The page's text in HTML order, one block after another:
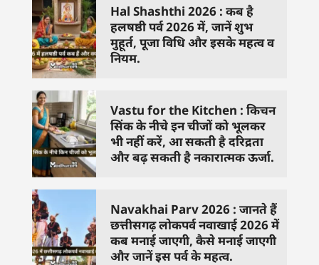
Hal Shashthi 2026 : कब है
हलषष्ठी पर्व 2026 में, जानें शुभ
मुहूर्त, पूजा विधि और इसके महत्व व
नियम.
Vastu for the Kitchen : किचन
सिंक के नीचे इन चीजों को भूलकर
भी नहीं करें, आ सकती है दरिद्रता
और बढ़ सकती है नकारात्मक ऊर्जा.
Navakhai Parv 2026 : जानते हैं
छत्तीसगढ़ लोकपर्व नवाखाई 2026 में
कब मनाई जाएगी, कैसे मनाई जाएगी
और जानें इस पर्व के महत्व.